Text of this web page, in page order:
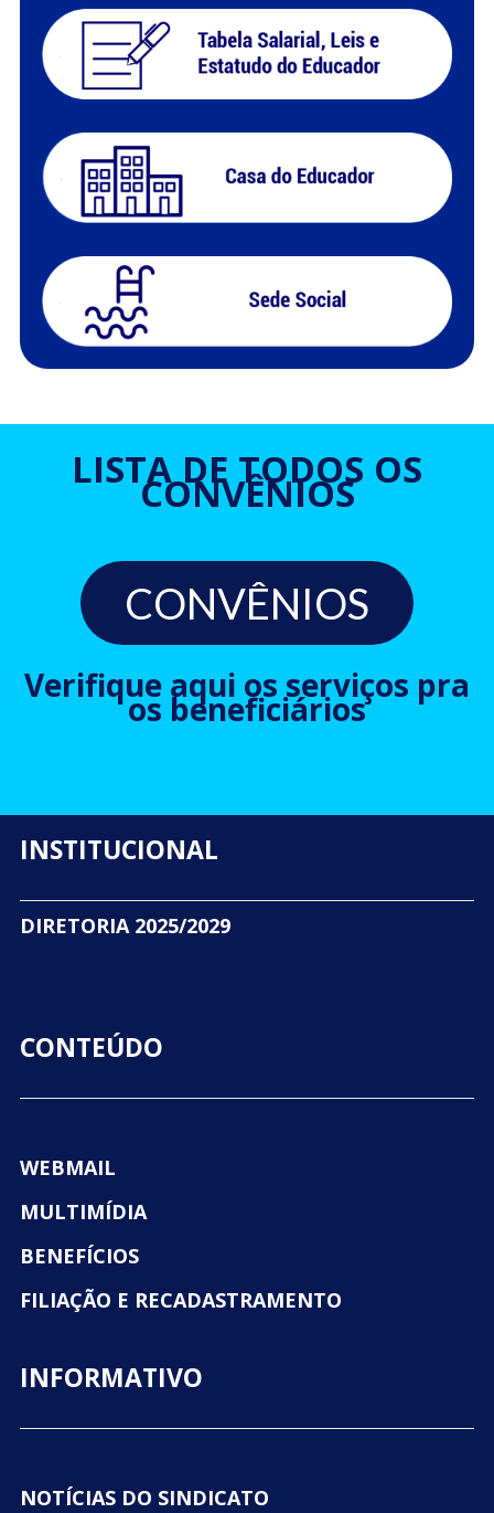
LISTA DE TODOS OS
CONVÊNIOS
CONVÊNIOS
Verifique aqui os serviços pra
os beneficiários
INSTITUCIONAL
DIRETORIA 2025/2029
CONTEÚDO
WEBMAIL
MULTIMÍDIA
BENEFÍCIOS
FILIAÇÃO E RECADASTRAMENTO
INFORMATIVO
NOTÍCIAS DO SINDICATO